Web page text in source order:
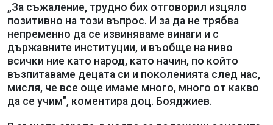
„За съжаление, трудно бих отговорил изцяло
позитивно на този въпрос. И за да не трябва
непременно да се извиняваме винаги и с
държавните институции, и въобще на ниво
всички ние като народ, като начин, по който
възпитаваме децата си и поколенията след нас,
мисля, че все още имаме много, много от какво
да се учим", коментира доц. Бояджиев.